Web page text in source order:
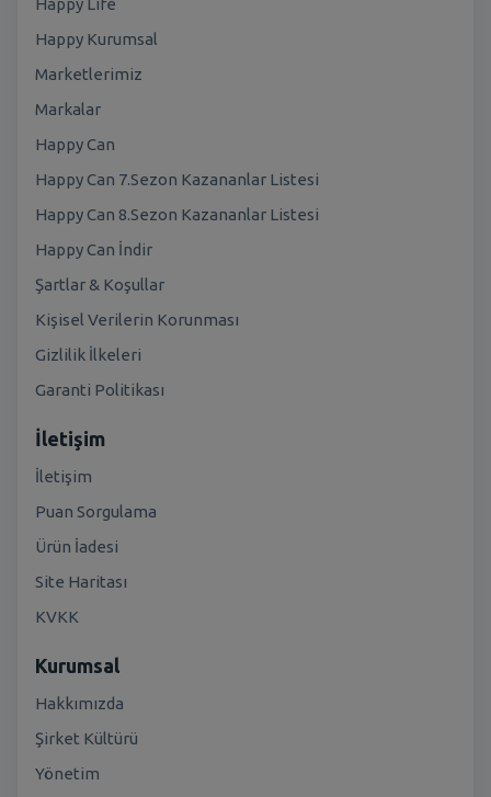
Happy Life
Happy Kurumsal
Marketlerimiz
Markalar
Happy Can
Happy Can 7.Sezon Kazananlar Listesi
Happy Can 8.Sezon Kazananlar Listesi
Happy Can İndir
Şartlar & Koşullar
Kişisel Verilerin Korunması
Gizlilik İlkeleri
Garanti Politikası
İletişim
İletişim
Puan Sorgulama
Ürün İadesi
Site Haritası
KVKK
Kurumsal
Hakkımızda
Şirket Kültürü
Yönetim